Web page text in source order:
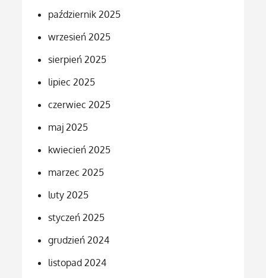
październik 2025
wrzesień 2025
sierpień 2025
lipiec 2025
czerwiec 2025
maj 2025
kwiecień 2025
marzec 2025
luty 2025
styczeń 2025
grudzień 2024
listopad 2024